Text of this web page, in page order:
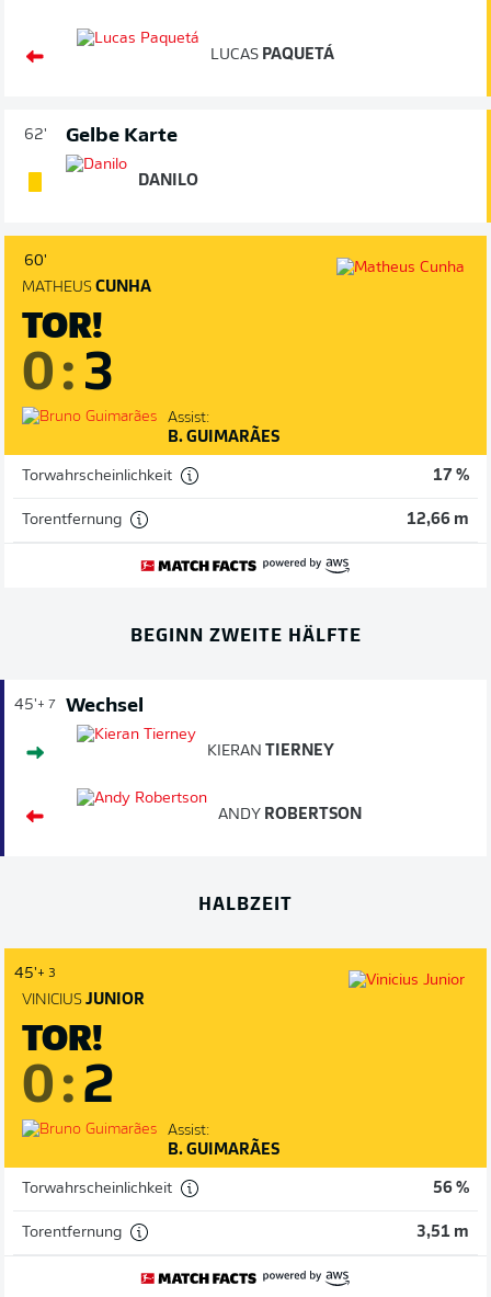
LUCAS PAQUETÁ
62' Gelbe Karte
DANILO
60'
MATHEUS CUNHA
TOR!
0: 3
Assist:
B. GUIMARÃES
Torwahrscheinlichkeit 17 %
Torentfernung 12,66 m
BEGINN ZWEITE HÄLFTE
45'+ 7 Wechsel
KIERAN TIERNEY
ANDY ROBERTSON
HALBZEIT
45'+ 3
VINICIUS JUNIOR
TOR!
0: 2
Assist:
B. GUIMARÃES
Torwahrscheinlichkeit 56 %
Torentfernung 3,51 m